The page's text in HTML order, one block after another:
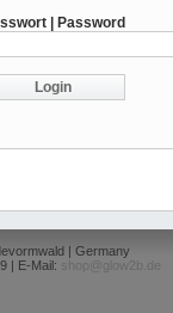
| Password
| Germany
| E-Mail:
shop@glow2b.de